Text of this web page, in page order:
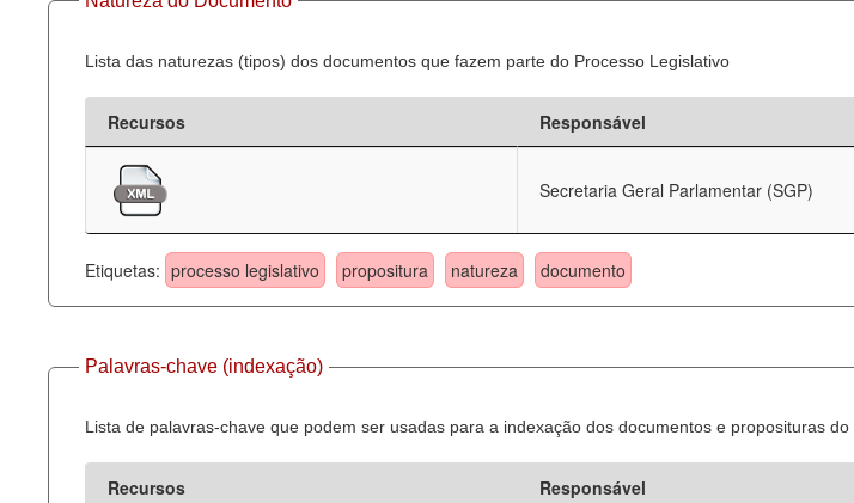
Lista das naturezas (tipos) dos documentos que fazem parte do Processo Legislativo
Recursos Responsável
Secretaria Geral Parlamentar (SGP)
Etiquetas: processo legislativo propositura natureza documento
Palavras-chave (indexação)
Lista de palavras-chave que podem ser usadas para a indexação dos documentos e proposituras do
Recursos Responsável